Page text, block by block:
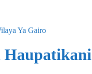
Ya Gairo
Haupatikani